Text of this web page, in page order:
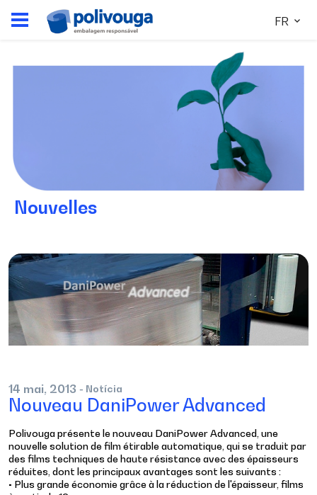
FR
Nouvelles
14 mai, 2013 - Notícia
Nouveau DaniPower Advanced
Polivouga présente le nouveau DaniPower Advanced, une
nouvelle solution de film étirable automatique, qui se traduit par
des films techniques de haute résistance avec des épaisseurs
réduites, dont les principaux avantages sont les suivants :
• Plus grande économie grâce à la réduction de l'épaisseur, films